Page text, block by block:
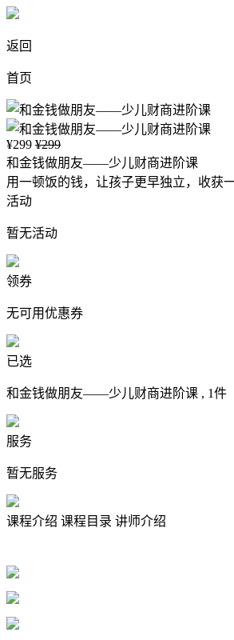
返回
首页
¥299 ¥299
和金钱做朋友——少儿财商进阶课
用一顿饭的钱，让孩子更早独立，收获
活动
暂无活动
领券
无可用优惠券
已选
和金钱做朋友——少儿财商进阶课 , 1件
服务
暂无服务
课程介绍 课程目录 讲师介绍